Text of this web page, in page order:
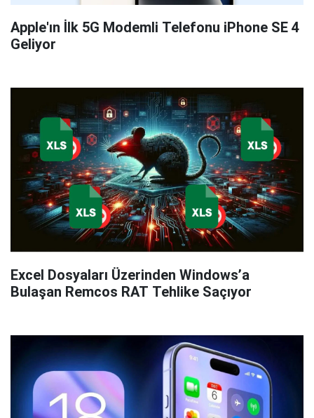
Apple'ın İlk 5G Modemli Telefonu iPhone SE 4
Geliyor
Excel Dosyaları Üzerinden Windows’a
Bulaşan Remcos RAT Tehlike Saçıyor